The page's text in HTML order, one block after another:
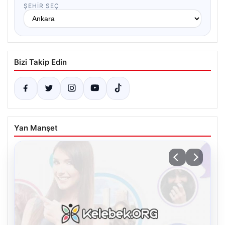
ŞEHIR SEÇ
Bizi Takip Edin
Yan Manşet